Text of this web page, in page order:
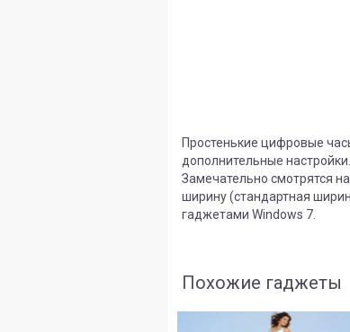
Простенькие цифровые
дополнительные
Замечательно смотрятся
ширину (стандартная
гаджетами Windows 7.
Похожие гаджеты